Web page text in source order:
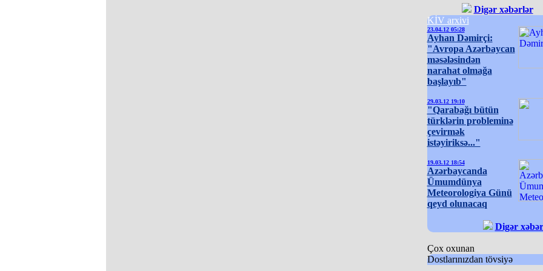
Digər xəbərlər
KİV arxivi
23.04.12 05:28
Ayhan Dəmirçi:
"Avropa Azərbaycan
məsələsindən
narahat olmağa
başlayıb"
29.03.12 19:10
"Qarabağı bütün
türklərin probleminə
çevirmək
istəyiriksə..."
19.03.12 18:54
Azərbaycanda
Ümumdünya
Meteorologiya Günü
qeyd olunacaq
Digər
Çox oxunan
Dostlarınızdan tövsiyə